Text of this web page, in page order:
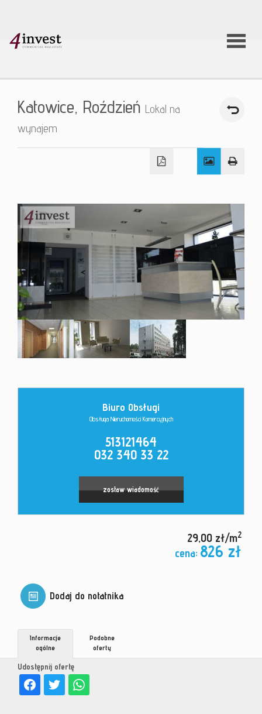
O firmie
Oferty
Kontakt
Katowice, Roździeń Lokal na
wynajem
Biuro Obsługi
Obsługa Nieruchomości Komercyjnych
513121464
032 340 33 22
zostaw wiadomość
29,00 zł/m2
cena: 826 zł
Dodaj do notatnika
Udostępnij ofertę
Informacje
ogólne
Podobne
oferty